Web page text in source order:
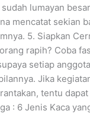
lumayan
mencatat sekian
5. Siapkan
rapih? Coba
setiap
Jika
tentu
: 6 Jenis Kaca